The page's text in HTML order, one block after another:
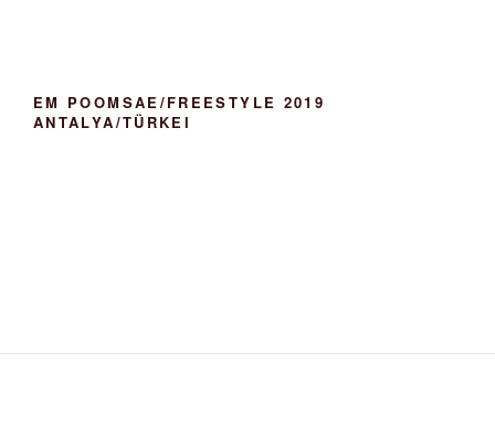
EM POOMSAE/FREESTYLE 2019
ANTALYA/TÜRKEI